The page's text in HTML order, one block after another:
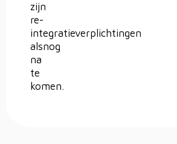
zijn
re-
integratieverplichtingen
alsnog
na
te
komen.